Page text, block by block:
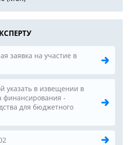
заявка на участие в
указать в извещении в
финансирования -
для бюджетного